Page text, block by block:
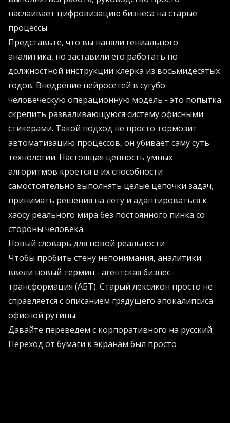
наслаивает цифровизацию бизнеса на старые
процессы.
Представьте, что вы наняли гениального
аналитика, но заставили его работать по
должностной инструкции клерка из восьмидесятых
годов. Внедрение нейросетей в сугубо
человеческую операционную модель - это попытка
скрепить разваливающуюся систему офисными
стикерами. Такой подход не просто тормозит
автоматизацию процессов, он убивает саму суть
технологии. Настоящая ценность умных
алгоритмов кроется в их способности
самостоятельно выполнять целые цепочки задач,
принимать решения на лету и адаптироваться к
хаосу реального мира без постоянного пинка со
стороны человека.
Новый словарь для новой реальности
Чтобы пробить стену непонимания, аналитики
ввели новый термин - агентская бизнес-
трансформация (АБТ). Старый лексикон просто не
справляется с описанием грядущего апокалипсиса
офисной рутины.
Давайте переведем с корпоративного на русский:
Переход от бумаги к экранам был просто